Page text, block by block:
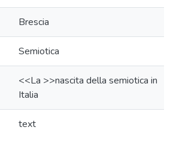
Brescia
Semiotica
<<La >>nascita della semiotica in
Italia
text